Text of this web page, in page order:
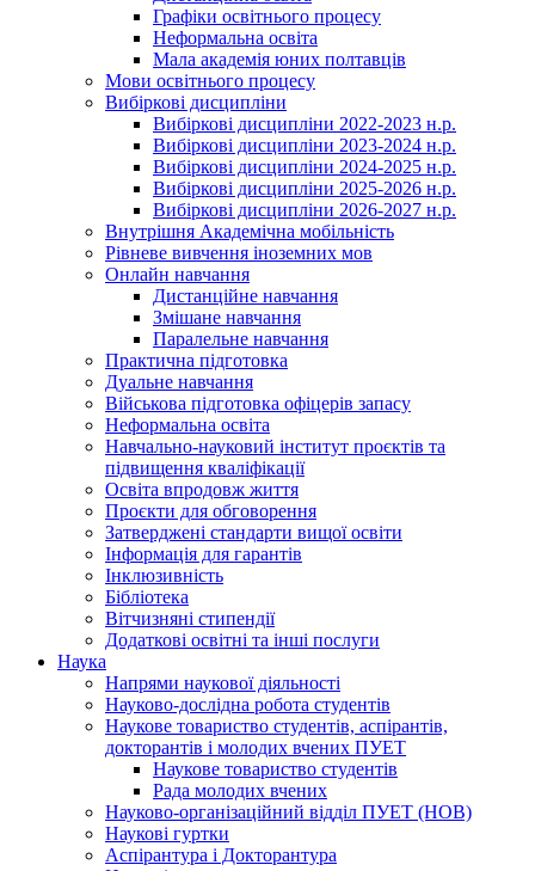
Графіки освітнього процесу
Неформальна освіта
Мала академія юних полтавців
Мови освітнього процесу
Вибіркові дисципліни
Вибіркові дисципліни 2022-2023 н.р.
Вибіркові дисципліни 2023-2024 н.р.
Вибіркові дисципліни 2024-2025 н.р.
Вибіркові дисципліни 2025-2026 н.р.
Вибіркові дисципліни 2026-2027 н.р.
Внутрішня Академічна мобільність
Рівневе вивчення іноземних мов
Онлайн навчання
Дистанційне навчання
Змішане навчання
Паралельне навчання
Практична підготовка
Дуальне навчання
Військова підготовка офіцерів запасу
Неформальна освіта
Навчально-науковий інститут проєктів та
підвищення кваліфікації
Освіта впродовж життя
Проєкти для обговорення
Затверджені стандарти вищої освіти
Інформація для гарантів
Інклюзивність
Бібліотека
Вітчизняні стипендії
Додаткові освітні та інші послуги
Наука
Напрями наукової діяльності
Науково-дослідна робота студентів
Наукове товариство студентів, аспірантів,
докторантів і молодих вчених ПУЕТ
Наукове товариство студентів
Рада молодих вчених
Науково-організаційний відділ ПУЕТ (НОВ)
Наукові гуртки
Аспірантура і Докторантура